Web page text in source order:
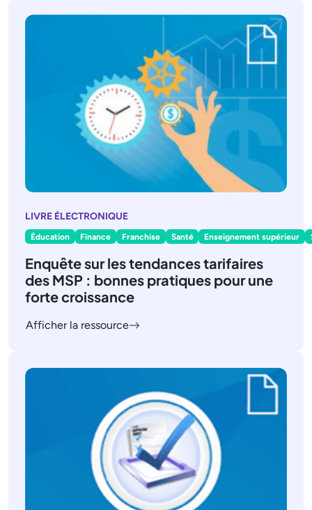
LIVRE ÉLECTRONIQUE
Éducation Finance Franchise Santé Enseignement supérieur
Enquête sur les tendances tarifaires
des MSP : bonnes pratiques pour une
forte croissance
Afficher la ressource